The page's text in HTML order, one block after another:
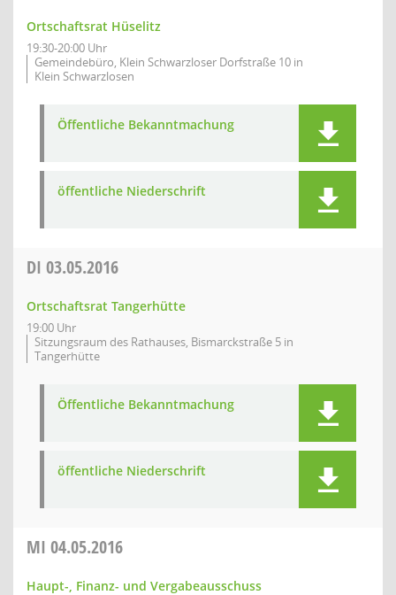
Ortschaftsrat Hüselitz
19:30-20:00 Uhr
Gemeindebüro, Klein Schwarzloser Dorfstraße 10 in
Klein Schwarzlosen
Öffentliche Bekanntmachung
öffentliche Niederschrift
DI 03.05.2016
Ortschaftsrat Tangerhütte
19:00 Uhr
Sitzungsraum des Rathauses, Bismarckstraße 5 in
Tangerhütte
Öffentliche Bekanntmachung
öffentliche Niederschrift
MI 04.05.2016
Haupt-, Finanz- und Vergabeausschuss